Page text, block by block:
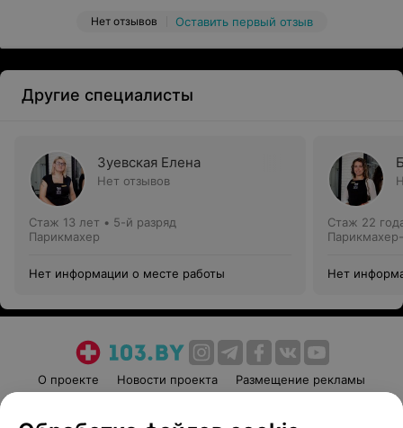
Нет отзывов Оставить первый отзыв
Другие специалисты
Зуевская Елена
Нет отзывов
Стаж 13 лет • 5-й разряд
Парикмахер
Нет информации о месте работы
Стаж 22
Нет
О проекте Новости проекта
Размещение рекламы